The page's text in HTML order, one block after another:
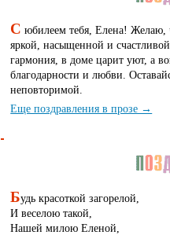
С юбилеем тебя, Елена! Желаю,
яркой, насыщенной и
гармония, в доме царит уют, а
благодарности и любви.
неповторимой.
Еще поздравления в прозе →
Будь красоткой загорелой,
И веселою такой,
Нашей милою Еленой,